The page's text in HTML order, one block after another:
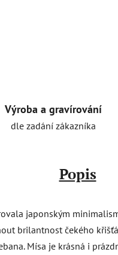
Výroba a gravírování
dle zadání zákazníka
Popis
japonským
brilantnost čekého
Mísa je krásná i